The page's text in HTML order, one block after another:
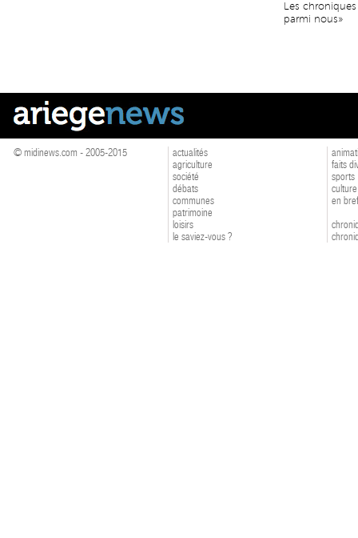
Les
parmi nous»
© midinews.com - 2005-2015
actualités
agriculture
société
débats
communes
patrimoine
loisirs
le saviez-vous ?
faits
sports
culture
en bref